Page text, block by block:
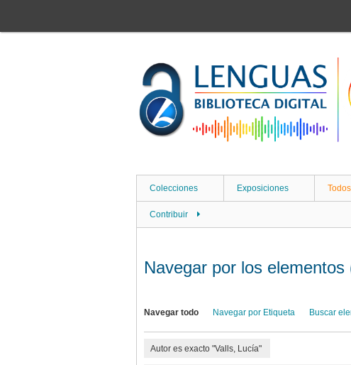
contenido
Colecciones Exposiciones
Contribuir
Navegar por los elementos
Navegar todo Navegar por Etiqueta Buscar
Autor es exacto "Valls, Lucía"